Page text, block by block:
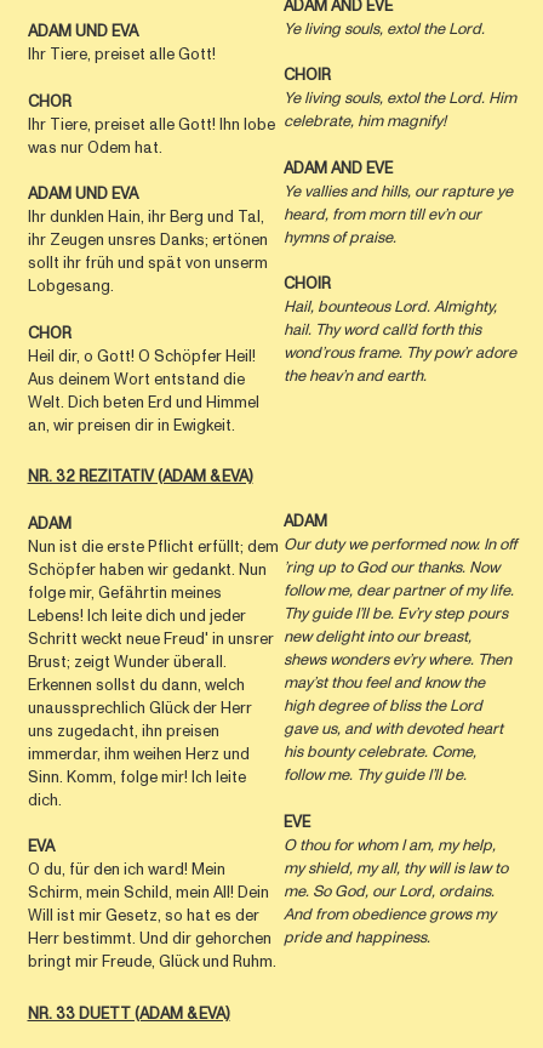
ADAM UND EVA
Ihr Tiere, preiset alle Gott!
CHOR
Ihr Tiere, preiset alle Gott! Ihn lobe
was nur Odem hat.
ADAM UND EVA
Ihr dunklen Hain, ihr Berg und Tal,
ihr Zeugen unsres Danks; ertönen
sollt ihr früh und spät von unserm
Lobgesang.
CHOR
Heil dir, o Gott! O Schöpfer Heil!
Aus deinem Wort entstand die
Welt. Dich beten Erd und Himmel
an, wir preisen dir in Ewigkeit.
ADAM AND EVE
Ye living souls, extol the Lord.
CHOIR
Ye living souls, extol the Lord. Him
celebrate, him magnify!
ADAMAND EVE
Ye vallies and hills, our rapture ye
heard, from morn till ev’n our
hymns of praise.
CHOIR
Hail, bounteous Lord. Almighty,
hail. Thy word call’d forth this
wond’rous frame. Thy pow’r adore
the heav’n and earth.
NR. 32 REZITATIV (ADAM & EVA)
ADAM
Nun ist die erste Pflicht erfüllt; dem
Schöpfer haben wir gedankt. Nun
folge mir, Gefährtin meines
Lebens! Ich leite dich und jeder
Schritt weckt neue Freud' in unsrer
Brust; zeigt Wunder überall.
Erkennen sollst du dann, welch
unaussprechlich Glück der Herr
uns zugedacht, ihn preisen
immerdar, ihm weihen Herz und
Sinn. Komm, folge mir! Ich leite
dich.
EVA
O du, für den ich ward! Mein
Schirm, mein Schild, mein All! Dein
Will ist mir Gesetz, so hat es der
Herr bestimmt. Und dir gehorchen
bringt mir Freude, Glück und Ruhm.
ADAM
Our duty we performed now. In off
’ring up to God our thanks. Now
follow me, dear partner of my life.
Thy guide I’ll be. Ev’ry step pours
new delight into our breast,
shews wonders ev’ry where. Then
may’st thou feel and know the
high degree of bliss the Lord
gave us, and with devoted heart
his bounty celebrate. Come,
follow me. Thy guide I’ll be.
EVE
O thou for whom I am, my help,
my shield, my all, thy will is law to
me. So God, our Lord, ordains.
And from obedience grows my
pride and happiness.
NR. 33 DUETT (ADAM & EVA)